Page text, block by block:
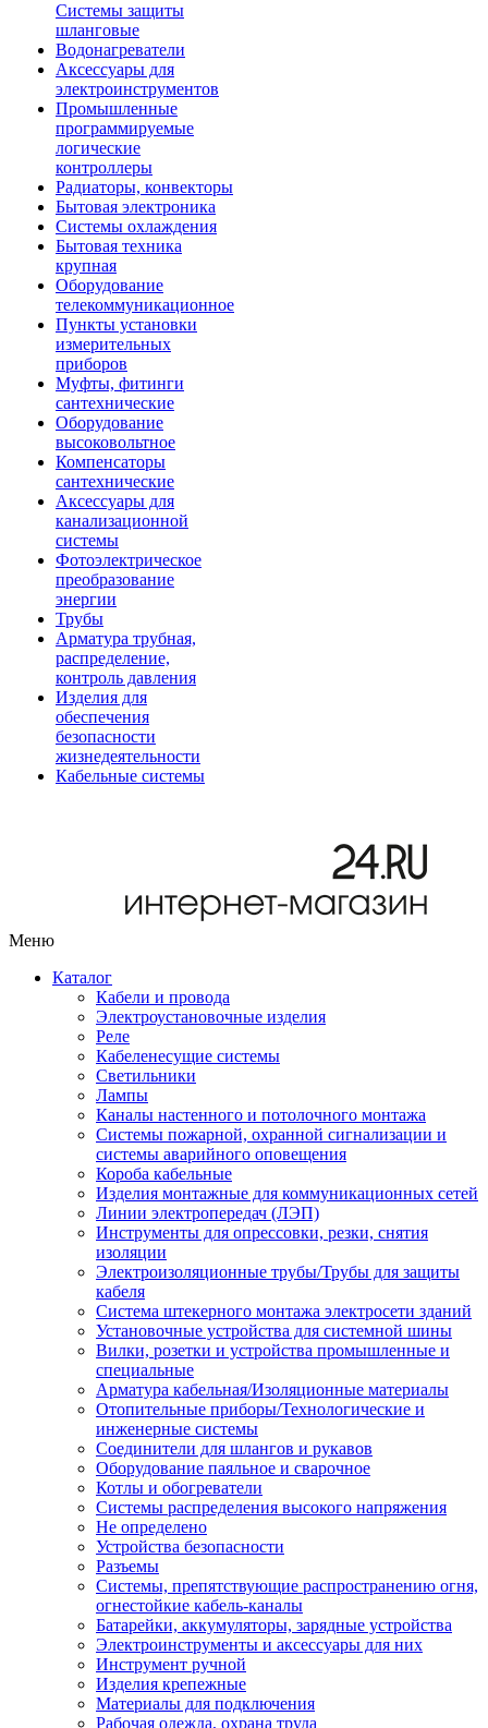
Системы защиты
шланговые
Водонагреватели
Аксессуары для
электроинструментов
Промышленные
программируемые
логические
контроллеры
Радиаторы, конвекторы
Бытовая электроника
Системы охлаждения
Бытовая техника
крупная
Оборудование
телекоммуникационное
Пункты установки
измерительных
приборов
Муфты, фитинги
сантехнические
Оборудование
высоковольтное
Компенсаторы
сантехнические
Аксессуары для
канализационной
системы
Фотоэлектрическое
преобразование
энергии
Трубы
Арматура трубная,
распределение,
контроль давления
Изделия для
обеспечения
безопасности
жизнедеятельности
Кабельные системы
Меню
Каталог
Кабели и провода
Электроустановочные изделия
Реле
Кабеленесущие системы
Светильники
Лампы
Каналы настенного и потолочного монтажа
Системы пожарной, охранной сигнализации и
системы аварийного оповещения
Короба кабельные
Изделия монтажные для коммуникационных сетей
Линии электропередач (ЛЭП)
Инструменты для опрессовки, резки, снятия
изоляции
Электроизоляционные трубы/Трубы для защиты
кабеля
Система штекерного монтажа электросети зданий
Установочные устройства для системной шины
Вилки, розетки и устройства промышленные и
специальные
Арматура кабельная/Изоляционные материалы
Отопительные приборы/Технологические и
инженерные системы
Соединители для шлангов и рукавов
Оборудование паяльное и сварочное
Котлы и обогреватели
Системы распределения высокого напряжения
Не определено
Устройства безопасности
Разъемы
Системы, препятствующие распространению огня,
огнестойкие кабель-каналы
Батарейки, аккумуляторы, зарядные устройства
Электроинструменты и аксессуары для них
Инструмент ручной
Изделия крепежные
Материалы для подключения
Рабочая одежда, охрана труда